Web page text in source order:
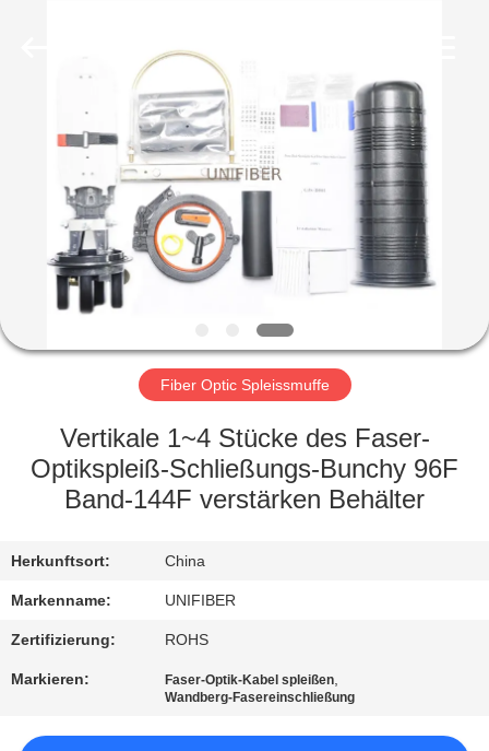
HAUS
PRODUKTE
ÜBER
UNS
FABRIK-
AUSFLUG
QUALITÄTSKONTROLLE
SIE
MIT
UNS
IN
VERBINDUNG
Fiber Optic Spleissmuffe
Vertikale 1~4 Stücke des Faser-
Optikspleiß-Schließungs-Bunchy 96F
Band-144F verstärken Behälter
Herkunftsort: China
Markenname: UNIFIBER
Zertifizierung: ROHS
Markieren: Faser-Optik-Kabel spleißen,
Wandberg-Fasereinschließung